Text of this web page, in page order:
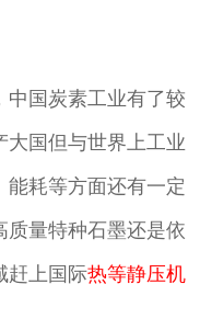
中国炭素工业有了较
大国但与世界上工业
能耗等方面还有一定
质量特种石墨还是依
赶上国际热等静压机